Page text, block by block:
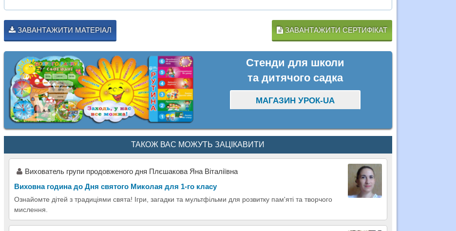
ЗАВАНТАЖИТИ МАТЕРІАЛ ЗАВАНТАЖИТИ СЕРТИФІКАТ
Стенди для школи
та дитячого садка
МАГАЗИН УРОК-UA
ТАКОЖ ВАС МОЖУТЬ ЗАЦІКАВИТИ
Вихователь групи продовженого дня Плєшакова Яна Віталіївна
Виховна година до Дня святого Миколая для 1-го класу
Ознайомте дітей з традиціями свята! Ігри, загадки та мультфільми для розвитку пам'яті та творчого
мислення.